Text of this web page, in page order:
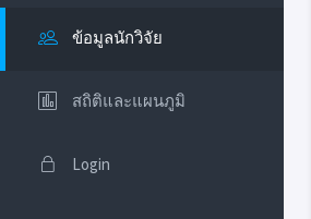
ข้อมูลนักวิจัย
สถิติและแผนภูมิ
Login